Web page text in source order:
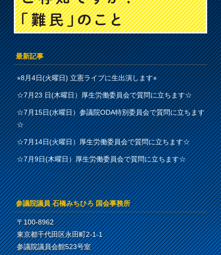
最新記事
⭐︎8月4日(火曜日) 立憲ライブに生出演します⭐︎
☆7月23 日(木曜日）厚生労働委員会で質問に立ちます☆
☆7月15日(水曜日）参議院ODA特別委員会で質問に立ちます
☆
☆7月14日(火曜日）厚生労働委員会で質問に立ちます☆
☆7月9日(木曜日）厚生労働委員会で質問に立ちます☆
参議院議員 石橋みちひろ 国会事務所
〒100-8962
東京都千代田区永田町2-1-1
参議院議員会館523号室